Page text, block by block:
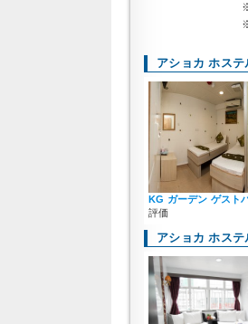
アショカ ホス
KG ガーデン ゲスト
評価
アショカ ホス